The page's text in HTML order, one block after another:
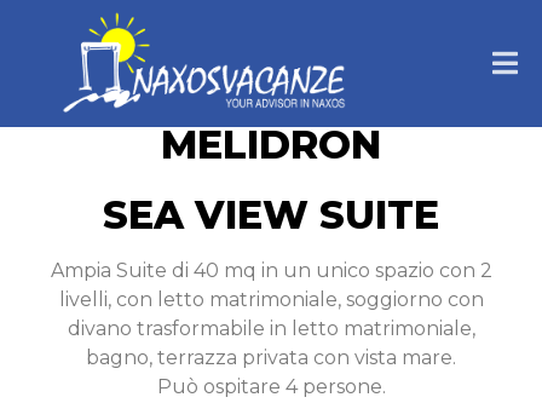
MELIDRON​
SEA VIEW SUITE​
Ampia Suite di 40 mq in un unico spazio con 2
livelli, con letto matrimoniale, soggiorno con
divano trasformabile in letto matrimoniale,
bagno, terrazza privata con vista mare.
Può ospitare 4 persone.